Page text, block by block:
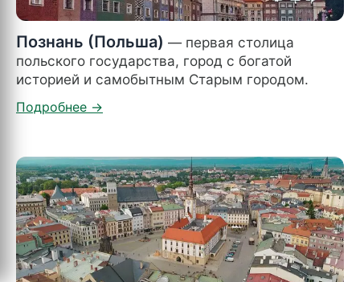
Познань (Польша) — первая столица
польского государства, город с богатой
историей и самобытным Старым городом.